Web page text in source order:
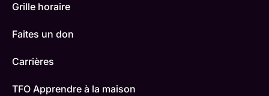
Grille horaire
Faites un don
Carrières
TFO Apprendre à la maison